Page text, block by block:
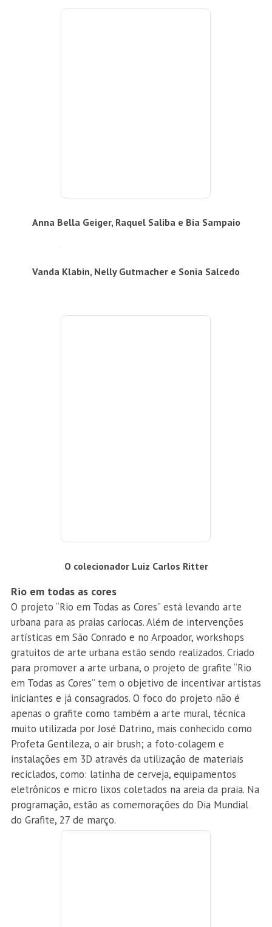
Anna Bella Geiger, Raquel Saliba e Bia Sampaio
Vanda Klabin, Nelly Gutmacher e Sonia Salcedo
O colecionador Luiz Carlos Ritter
Rio em todas as cores
O projeto “Rio em Todas as Cores” está levando arte
urbana para as praias cariocas. Além de intervenções
artísticas em São Conrado e no Arpoador, workshops
gratuitos de arte urbana estão sendo realizados. Criado
para promover a arte urbana, o projeto de grafite “Rio
em Todas as Cores” tem o objetivo de incentivar artistas
iniciantes e já consagrados. O foco do projeto não é
apenas o grafite como também a arte mural, técnica
muito utilizada por José Datrino, mais conhecido como
Profeta Gentileza, o air brush; a foto-colagem e
instalações em 3D através da utilização de materiais
reciclados, como: latinha de cerveja, equipamentos
eletrônicos e micro lixos coletados na areia da praia. Na
programação, estão as comemorações do Dia Mundial
do Grafite, 27 de março.